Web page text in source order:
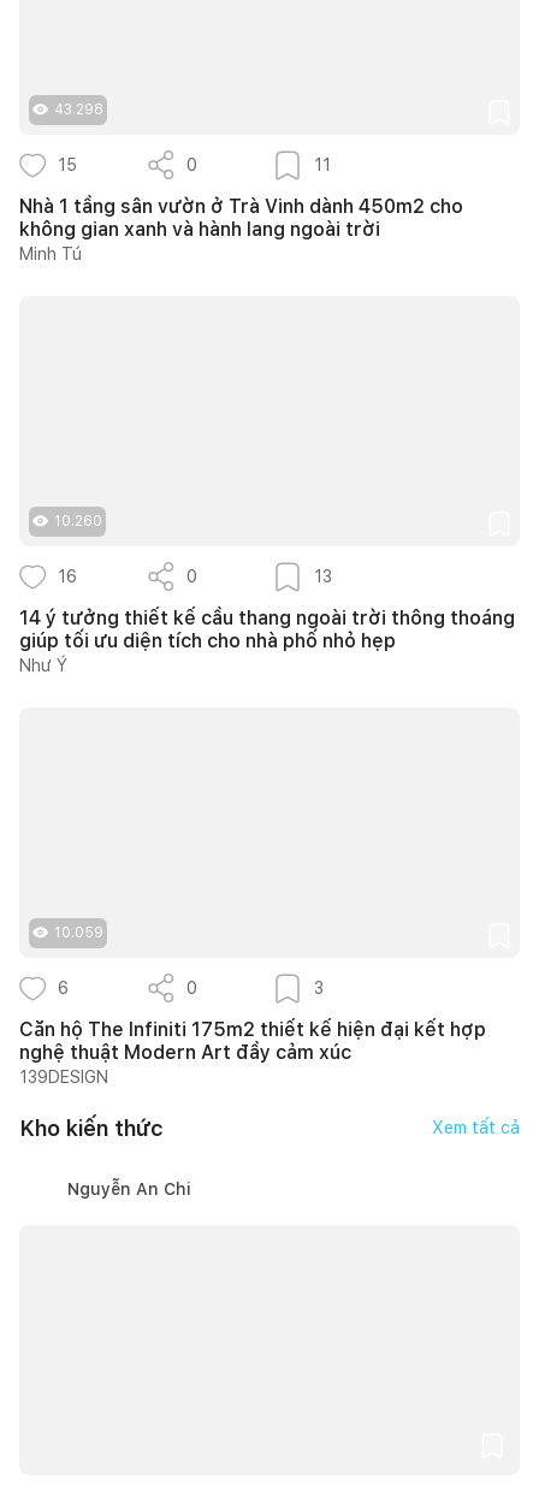
43.298
15 0 11
Nhà 1 tầng sân vườn ở Trà Vinh dành 450m2 cho
không gian xanh và hành lang ngoài trời
Minh Tú
10.260
16 0 13
14 ý tưởng thiết kế cầu thang ngoài trời thông thoáng
giúp tối ưu diện tích cho nhà phố nhỏ hẹp
Như Ý
10.059
6 0 3
Căn hộ The Infiniti 175m2 thiết kế hiện đại kết hợp
nghệ thuật Modern Art đầy cảm xúc
139DESIGN
Kho kiến thức Xem tất cả
Nguyễn An Chi